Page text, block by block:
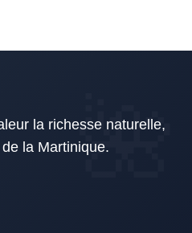
la richesse naturelle,
la Martinique.